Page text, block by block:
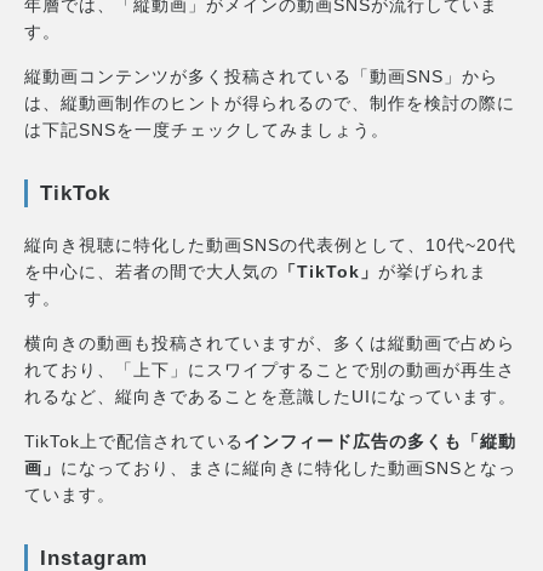
年層では、「縦動画」がメインの動画SNSが流行していま
す。
縦動画コンテンツが多く投稿されている「動画SNS」から
は、縦動画制作のヒントが得られるので、制作を検討の際に
は下記SNSを一度チェックしてみましょう。
TikTok
縦向き視聴に特化した動画SNSの代表例として、10代~20代
を中心に、若者の間で大人気の 「TikTok」 が挙げられま
す。
横向きの動画も投稿されていますが、多くは縦動画で占めら
れており、「上下」にスワイプすることで別の動画が再生さ
れるなど、縦向きであることを意識したUIになっています。
TikTok上で配信されている インフィード広告の多くも「縦動
画」 になっており、まさに縦向きに特化した動画SNSとなっ
ています。
Instagram